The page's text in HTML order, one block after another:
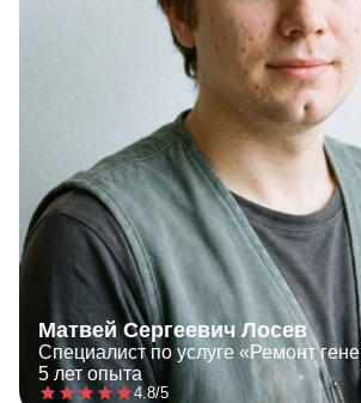
Матвей Сергеевич Лосев
Специалист по услуге «Ремонт
5 лет опыта
4.8/5